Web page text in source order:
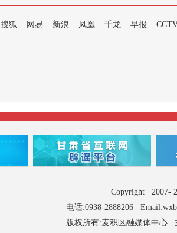
搜狐 网易 新浪 凤凰 千龙 早报
Copyright 2007-
电话:0938-2888206
版权所有:麦积区融媒体中心